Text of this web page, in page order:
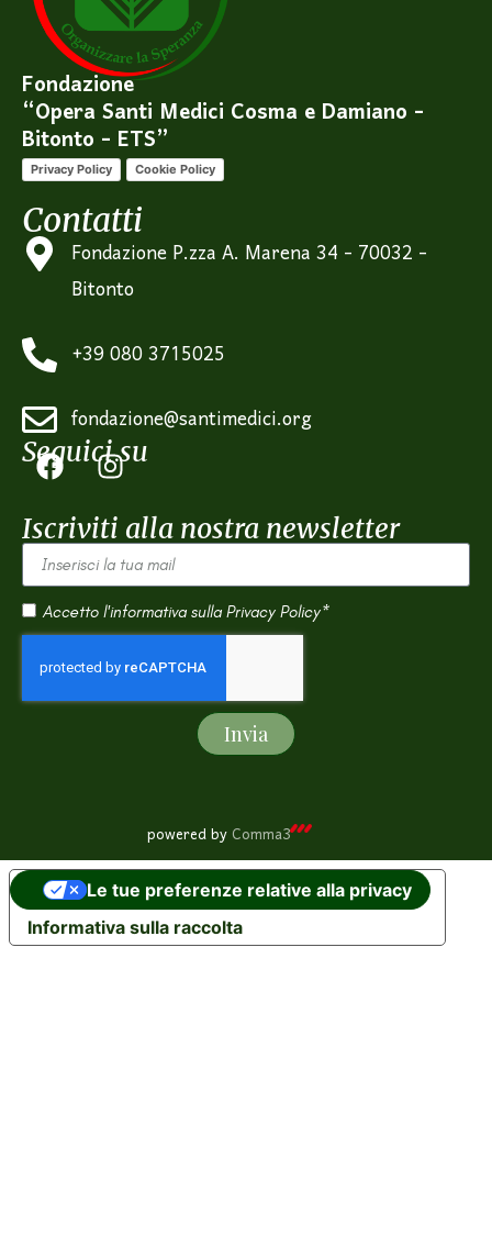
Fondazione
“Opera Santi Medici Cosma e Damiano -
Bitonto - ETS”
Privacy Policy Cookie Policy
Contatti
Fondazione P.zza A. Marena 34 - 70032 -
Bitonto
+39 080 3715025
fondazione@santimedici.org
Seguici su
Iscriviti alla nostra newsletter
Accetto l'informativa sulla Privacy Policy*
Invia
powered byComma3
Informativa sulla raccolta
Le tue preferenze relative alla privacy